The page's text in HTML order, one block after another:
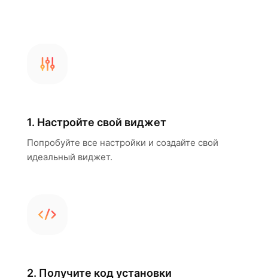
1. Настройте свой виджет
Попробуйте все настройки и создайте свой
идеальный виджет.
2. Получите код установки